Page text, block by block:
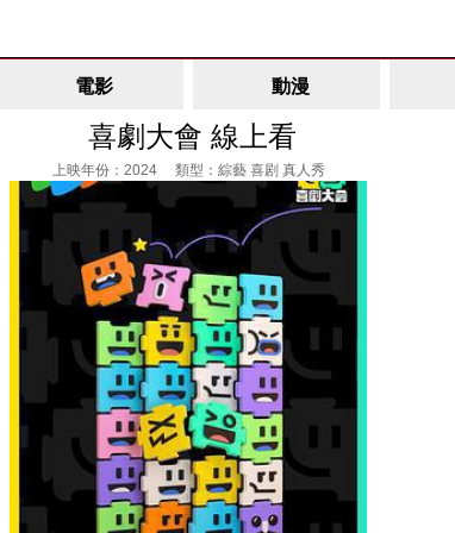
電影 動漫
喜劇大會 線上看
上映年份：2024 類型：綜藝 喜剧 真人秀